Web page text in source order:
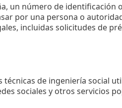
un número de identificación
por una persona o
incluidas solicitudes de
de ingeniería social
sociales y otros servicios